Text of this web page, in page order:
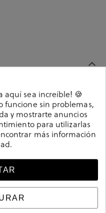
2600 SIN FESTON en
casual tipo blucher,
de textil y piso
para facilitar el calce, y
La plantilla no es
aquí sea increíble! 🍪
funcione sin problemas,
y mostrarte anuncios
para utilizarlas
más información
.